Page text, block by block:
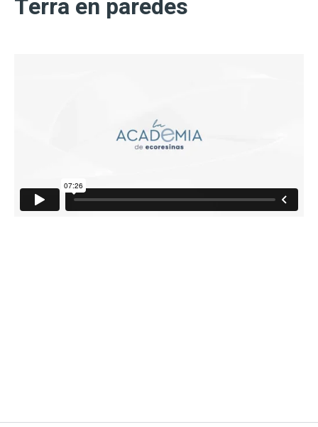
Terra en paredes